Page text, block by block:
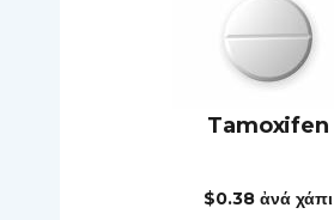
Tamoxifen
$0.38 ἀνά χάπι